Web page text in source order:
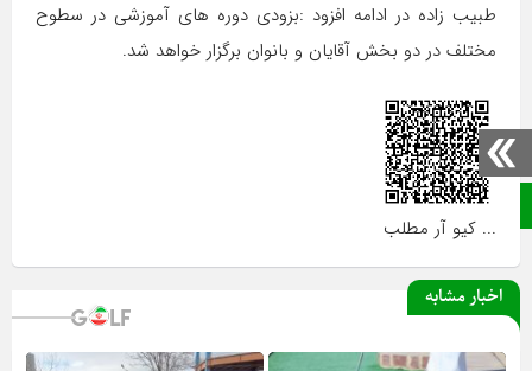
صفحه نخست
طبیب زاده در ادامه افزود :بزودی دوره های آموزشی در سطوح
مختلف در دو بخش آقایان و بانوان برگزار خواهد شد.
... کیو آر مطلب
اخبار مشابه